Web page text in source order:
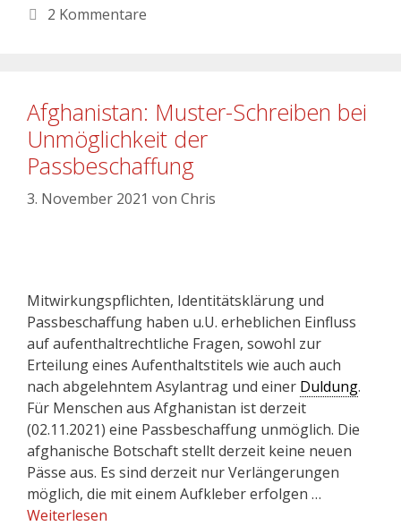
2 Kommentare
Afghanistan: Muster-Schreiben bei
Unmöglichkeit der
Passbeschaffung
3. November 2021 von Chris
Mitwirkungspflichten, Identitätsklärung und
Passbeschaffung haben u.U. erheblichen Einfluss
auf aufenthaltrechtliche Fragen, sowohl zur
Erteilung eines Aufenthaltstitels wie auch auch
nach abgelehntem Asylantrag und einer Duldung.
Für Menschen aus Afghanistan ist derzeit
(02.11.2021) eine Passbeschaffung unmöglich. Die
afghanische Botschaft stellt derzeit keine neuen
Pässe aus. Es sind derzeit nur Verlängerungen
möglich, die mit einem Aufkleber erfolgen …
Weiterlesen